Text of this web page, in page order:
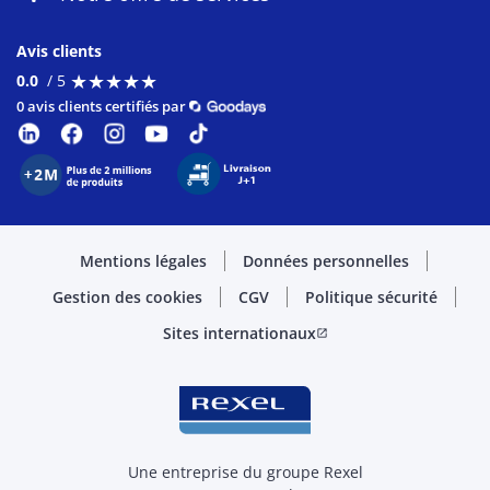
Avis clients
0.0 / 5 ★★★★★
★★★★★
0 avis clients certifiés par
Mentions légales
Données personnelles
Gestion des cookies
CGV
Politique sécurité
Sites internationauxopen_in_new
Une entreprise du groupe Rexel